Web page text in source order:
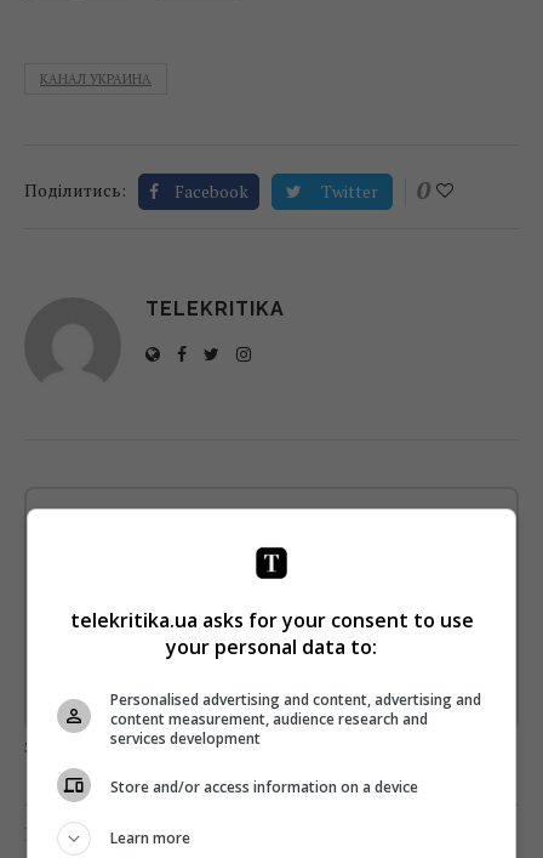
КАНАЛ УКРАИНА
Поділитись: Facebook Twitter 0
TELEKRITIKA
!
Підписатись→
Предоставлено SendPulse
загрузка...
Попередня стаття
telekritika.ua asks for your consent to use
your personal data to:
Personalised advertising and content, advertising and
content measurement, audience research and
services development
Store and/or access information on a device
Learn more